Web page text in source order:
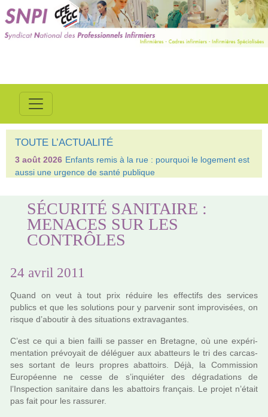
TOUTE L’ACTUALITÉ
3 août 2026 Enfants remis à la rue : pourquoi le logement est
aussi une urgence de santé publique
SÉCURITÉ SANITAIRE :
MENACES SUR LES
CONTRÔLES
24 avril 2011
Quand on veut à tout prix réduire les effec­tifs des ser­vi­ces
publics et que les solu­tions pour y par­ve­nir sont impro­vi­sées, on
risque d’abou­tir à des situa­tions extra­va­gan­tes.
C’est ce qui a bien failli se passer en Bretagne, où une expé­ri­
men­ta­tion pré­voyait de délé­guer aux abat­teurs le tri des car­cas­
ses sor­tant de leurs pro­pres abat­toirs. Déjà, la Commission
Européenne ne cesse de s’inquié­ter des dégra­da­tions de
l’Inspection sani­taire dans les abat­toirs fran­çais. Le projet n’était
pas fait pour les ras­su­rer.